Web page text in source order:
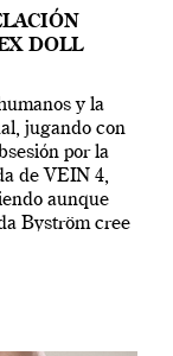
DOLL
y la
jugando con
por la
de VEIN 4,
aunque
Byström cree
[…]